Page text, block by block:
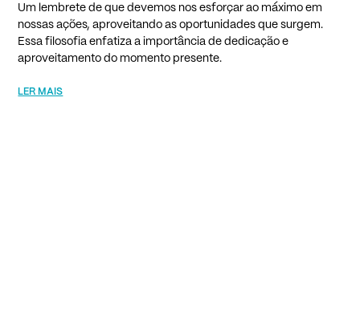
Um lembrete de que devemos nos esforçar ao máximo em
nossas ações, aproveitando as oportunidades que surgem.
Essa filosofia enfatiza a importância de dedicação e
aproveitamento do momento presente.
LER MAIS